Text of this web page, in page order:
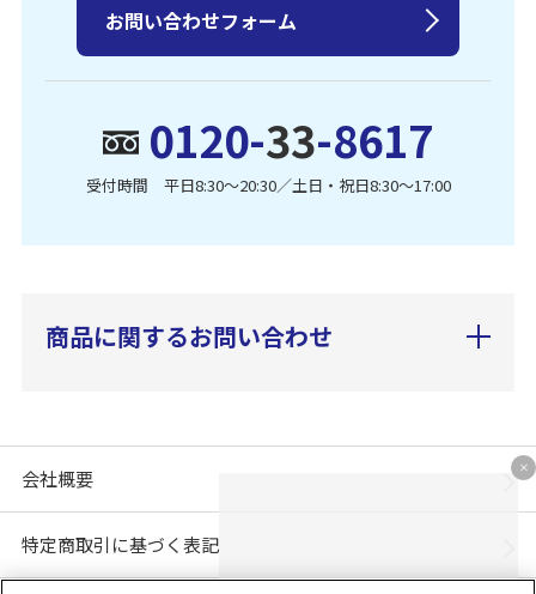
0120-33-8617
受付時間 平日8:30〜20:30／土日・祝日8:30〜17:00
お問い合わせフォーム
商品に関するお問い合わせ
会社概要
特定商取引に基づく表記